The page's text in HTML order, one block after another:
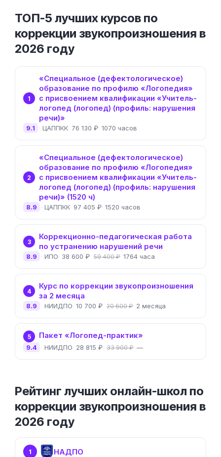
ТОП-5 лучших курсов по
коррекции звукопроизношения в
2026 году
1
«Специальное (дефектологическое)
образование по профилю «Логопедия»
с присвоением квалификации «Учитель-
логопед (логопед) (профиль: нарушения
речи)»
ЦАППКК 76 130 ₽ 1070 часов
9.1
2
«Специальное (дефектологическое)
образование по профилю «Логопедия»
с присвоением квалификации «Учитель-
логопед (логопед) (профиль: нарушения
речи)» (1520 ч)
ЦАППКК 97 405 ₽ 1520 часов
8.9
3
Коррекционно-педагогическая работа
по устранению нарушений речи
ИПО 38 600 ₽ 59 400 ₽ 1764 часа
8.9
4
Курс по коррекции звукопроизношения
за 2 месяца
НИИДПО 10 700 ₽ 20 600 ₽ 2 месяца
8.9
5 Пакет «Логопед-практик»
НИИДПО 28 815 ₽ 33 900 ₽ —
9.4
Рейтинг лучших онлайн-школ по
коррекции звукопроизношения в
2026 году
1 НАДПО